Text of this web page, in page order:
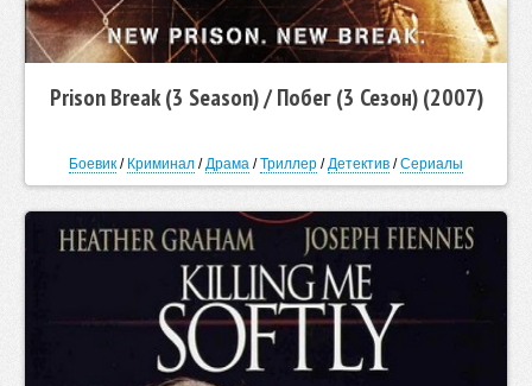
Prison Break (3 Season) / Побег (3 Сезон) (2007)
Боевик / Криминал /Драма /Триллер /Детектив /Сериалы